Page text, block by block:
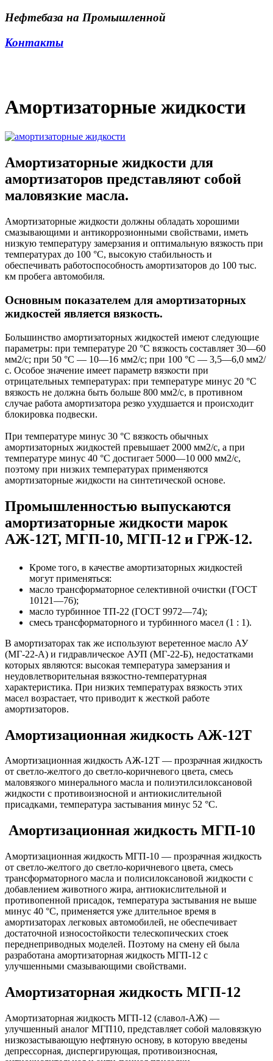
Нефтебаза на Промышленной
Контакты
Амортизаторные жидкости
Амортизаторные жидкости для
амортизаторов представляют собой
маловязкие масла.
Амортизаторные жидкости должны обладать хорошими
смазывающими и антикоррозионными свойствами, иметь
низкую температуру замерзания и оптимальную вязкость при
температурах до 100 °С, высокую стабильность и
обеспечивать работоспособность амортизаторов до 100 тыс.
км пробега автомобиля.
Основным показателем для амортизаторных
жидкостей является вязкость.
Большинство амортизаторных жидкостей имеют следующие
параметры: при температуре 20 °С вязкость составляет 30—60
мм2/с; при 50 °С — 10—16 мм2/с; при 100 °С — 3,5—6,0 мм2/
с. Особое значение имеет параметр вязкости при
отрицательных температурах: при температуре минус 20 °С
вязкость не должна быть больше 800 мм2/с, в противном
случае работа амортизатора резко ухудшается и происходит
блокировка подвески.
При температуре минус 30 °С вязкость обычных
амортизаторных жидкостей превышает 2000 мм2/с, а при
температуре минус 40 °С достигает 5000—10 000 мм2/с,
поэтому при низких температурах применяются
амортизаторные жидкости на синтетической основе.
Промышленностью выпускаются
амортизаторные жидкости марок
АЖ-12Т, МГП-10, МГП-12 и ГРЖ-12.
Кроме того, в качестве амортизаторных жидкостей
могут применяться:
масло трансформаторное селективной очистки (ГОСТ
10121—76);
масло турбинное ТП-22 (ГОСТ 9972—74);
смесь трансформаторного и турбинного масел (1 : 1).
В амортизаторах так же используют веретенное масло АУ
(МГ-22-А) и гидравлическое АУП (МГ-22-Б), недостатками
которых являются: высокая температура замерзания и
неудовлетворительная вязкостно-температурная
характеристика. При низких температурах вязкость этих
масел возрастает, что приводит к жесткой работе
амортизаторов.
Амортизационная жидкость АЖ-12Т
Амортизационная жидкость АЖ-12Т — прозрачная жидкость
от светло-желтого до светло-коричневого цвета, смесь
маловязкого минерального масла и полиэтилсилоксановой
жидкости с противоизносной и антиокислительной
присадками, температура застывания минус 52 °С.
Амортизационная жидкость МГП-10
Амортизационная жидкость МГП-10 — прозрачная жидкость
от светло-желтого до светло-коричневого цвета, смесь
трансформаторного масла и полисилоксановой жидкости с
добавлением животного жира, антиокислительной и
противопенной присадок, температура застывания не выше
минус 40 °С, применяется уже длительное время в
амортизаторах легковых автомобилей, не обеспечивает
достаточной износостойкости телескопических стоек
переднеприводных моделей. Поэтому на смену ей была
разработана амортизаторная жидкость МГП-12 с
улучшенными смазывающими свойствами.
Амортизаторная жидкость МГП-12
Амортизаторная жидкость МГП-12 (славол-АЖ) —
улучшенный аналог МГП10, представляет собой маловязкую
низкозастывающую нефтяную основу, в которую введены
депрессорная, диспергирующая, противоизносная,